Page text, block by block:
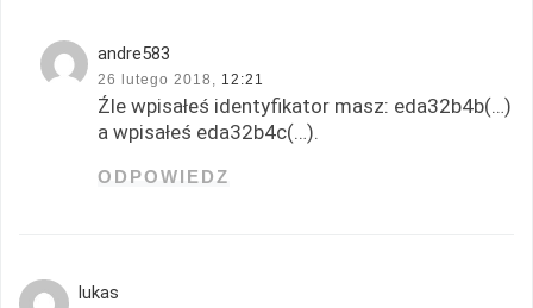
andre583
26 lutego 2018, 12:21
Źle wpisałeś identyfikator masz: eda32b4b(…)
a wpisałeś eda32b4c(…).
ODPOWIEDZ
lukas